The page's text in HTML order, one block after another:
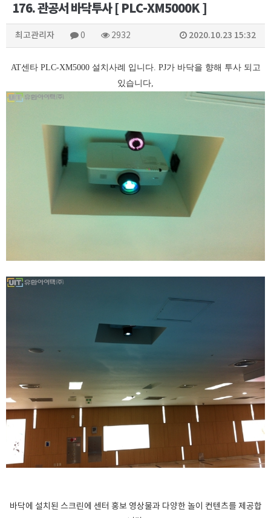
176. 관공서 바닥투사 [ PLC-XM5000K ]
최고관리자 0 2932 2020.10.23 15:32
AT센타 PLC-XM5000 설치사례 입니다. PJ가 바닥을 향해 투사 되고
있습니다,
바닥에 설치된 스크린에 센터 홍보 영상물과 다양한 놀이 컨텐츠를 제공합